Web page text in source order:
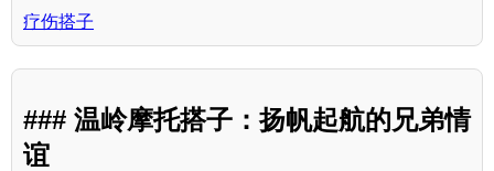
疗伤搭子
### 温岭摩托搭子：扬帆起航的兄弟情
谊